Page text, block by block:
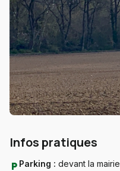
Infos pratiques
local_parking Parking : devant la mairie